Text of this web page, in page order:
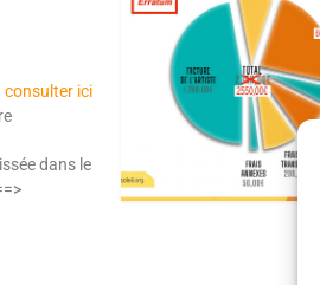
consulter ici
dans le